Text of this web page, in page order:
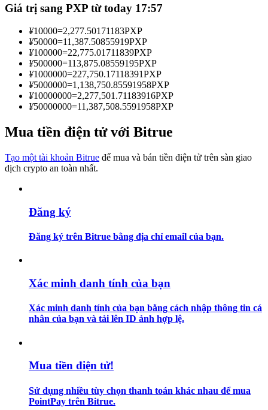
Thông tin
Hướng dẫn
Học cách duy trì lợi nhuận
Giá trị sang PXP từ today 17:57
¥10000=2,277.50171183PXP
¥50000=11,387.50855919PXP
¥100000=22,775.01711839PXP
¥500000=113,875.08559195PXP
¥1000000=227,750.17118391PXP
¥5000000=1,138,750.85591958PXP
¥10000000=2,277,501.71183916PXP
¥50000000=11,387,508.5591958PXP
Mua tiền điện tử với Bitrue
Tạo một tài khoản Bitrue để mua và bán tiền điện tử trên sàn giao
dịch crypto an toàn nhất.
Đăng ký
Đăng ký trên Bitrue bằng địa chỉ email của bạn.
Xác minh danh tính của bạn
Xác minh danh tính của bạn bằng cách nhập thông tin cá
nhân của bạn và tải lên ID ảnh hợp lệ.
Mua tiền điện tử!
Sử dụng nhiều tùy chọn thanh toán khác nhau để mua
PointPay trên Bitrue.